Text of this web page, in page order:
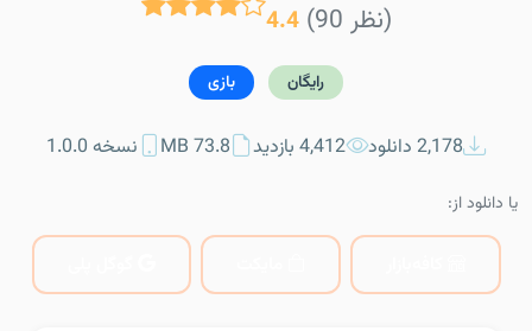
4.4 (90 نظر)
رایگان بازی
2,178 دانلود 4,412 بازدید 73.8 MB نسخه 1.0.0
یا دانلود از: